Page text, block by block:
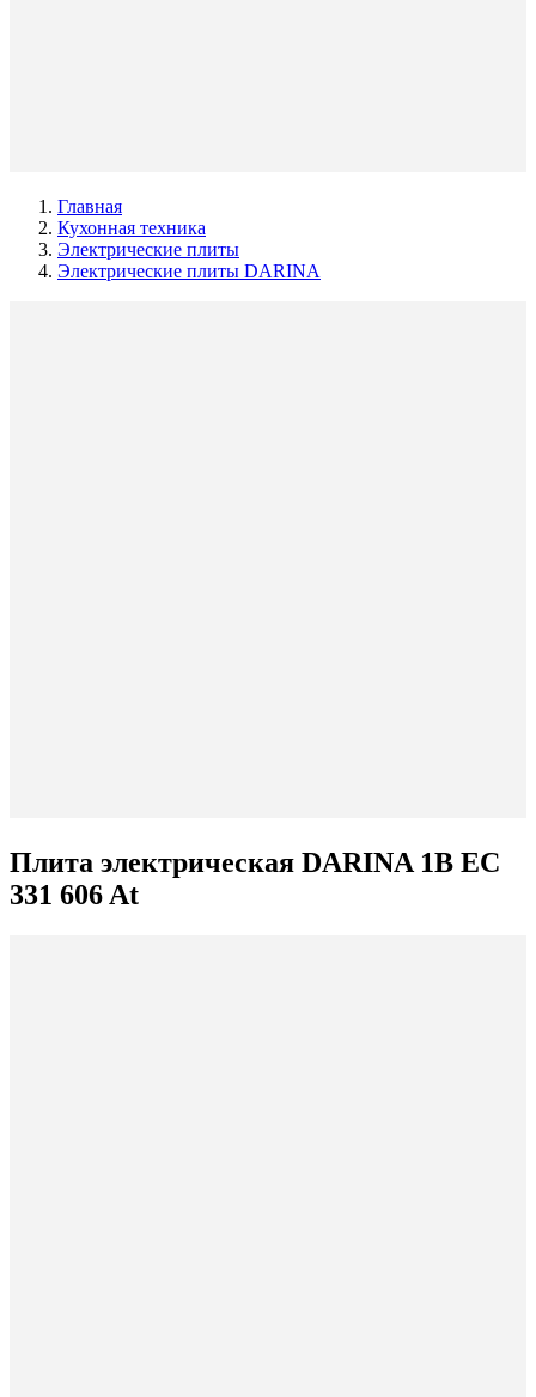
Главная
Кухонная техника
Электрические плиты
Электрические плиты DARINA
Плита электрическая DARINA 1B EC
331 606 At